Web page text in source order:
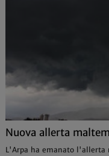
Nuova allerta
L'Arpa ha emanato l'allerta